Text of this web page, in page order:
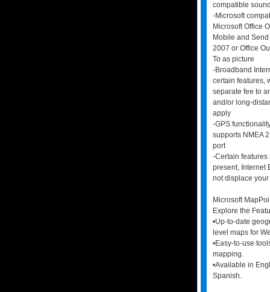
compatible
-Microsoft
Microsoft Office
Mobile and
2007 or Office
To as picture
-Broadband
certain features,
separate fee to
and/or long-
apply
-GPS
supports NMEA
port
-Certain features
present, Internet
not displace
Microsoft
Explore the
•Up-to-date
level maps for
•Easy-to-use
mapping.
•Available in
Spanish.